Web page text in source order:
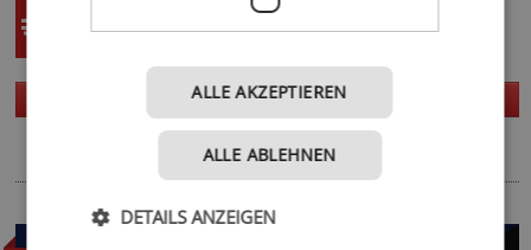
Homepage
ALLE AKZEPTIEREN
ALLE ABLEHNEN
DETAILS ANZEIGEN